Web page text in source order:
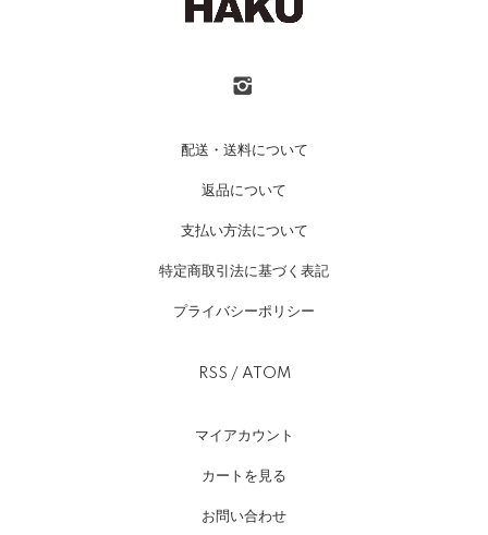
配送・送料について
返品について
支払い方法について
特定商取引法に基づく表記
プライバシーポリシー
RSS / ATOM
マイアカウント
カートを見る
お問い合わせ